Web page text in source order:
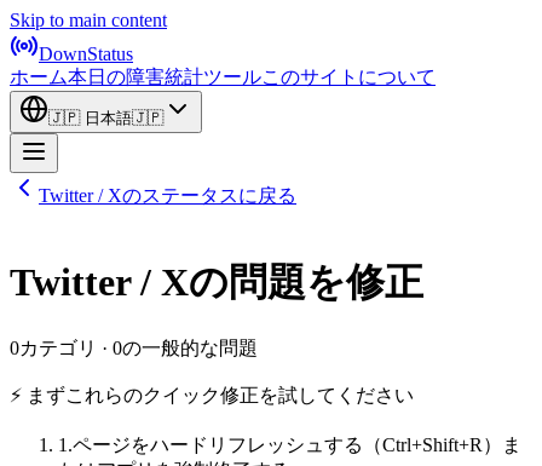
Skip to main content
DownStatus
ホーム本日の障害統計ツールこのサイトについて
🇯🇵 日本語🇯🇵
Twitter / Xのステータスに戻る
Twitter / Xの問題を修正
0カテゴリ · 0の一般的な問題
⚡ まずこれらのクイック修正を試してください
1 .ページをハードリフレッシュする（Ctrl+Shift+R）ま